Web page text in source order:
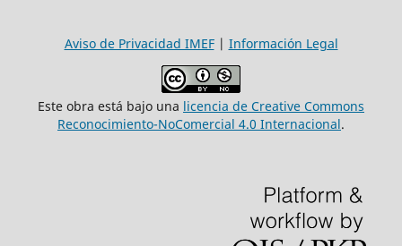
Aviso de Privacidad IMEF| Información Legal
Este obra está bajo una licencia de Creative Commons
Reconocimiento-NoComercial 4.0 Internacional.